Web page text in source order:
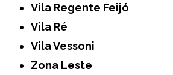
Vila Regente Feijó
Vila Ré
Vila Vessoni
Zona Leste